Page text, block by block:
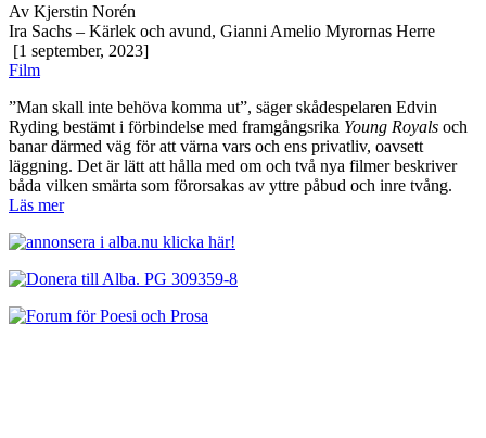
Av Kjerstin Norén
Ira Sachs – Kärlek och avund, Gianni Amelio Myrornas Herre
[1 september, 2023]
Film
”Man skall inte behöva komma ut”, säger skådespelaren Edvin
Ryding bestämt i förbindelse med framgångsrika Young Royals och
banar därmed väg för att värna vars och ens privatliv, oavsett
läggning. Det är lätt att hålla med om och två nya filmer beskriver
båda vilken smärta som förorsakas av yttre påbud och inre tvång.
Läs mer